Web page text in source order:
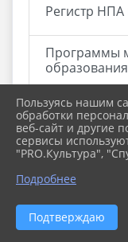
Регистр
Программы
образования
Оценка
экспертиза
Стратегия
развития
Каталог
Пользуясь нашим
обработки
веб-сайт и другие
сервисы
"PRO.Культура",
Подробнее
Подтверждаю